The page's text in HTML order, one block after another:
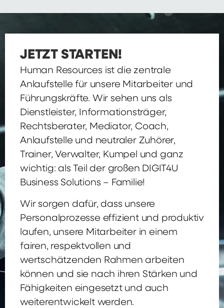
JETZT STARTEN!
Human Resources ist die zentrale
Anlaufstelle für unsere Mitarbeiter und
Führungskräfte. Wir sehen uns als
Dienstleister, Informationsträger,
Rechtsberater, Mediator, Coach,
Anlaufstelle und neutraler Zuhörer,
Trainer, Verwalter, Kumpel und ganz
wichtig: als Teil der großen DIGIT4U
Business Solutions – Familie!
Wir sorgen dafür, dass unsere
Personalprozesse effizient und produktiv
laufen, unsere Mitarbeiter in einem
fairen, respektvollen und
wertschätzenden Rahmen arbeiten
können und sie nach ihren Stärken und
Fähigkeiten eingesetzt und auch
weiterentwickelt werden.